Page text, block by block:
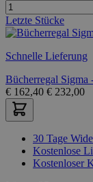
Letzte Stücke
Schnelle Lieferung
Bücherregal Sigma
€ 162,40 € 232,00
30 Tage
Kostenlose
Kostenloser